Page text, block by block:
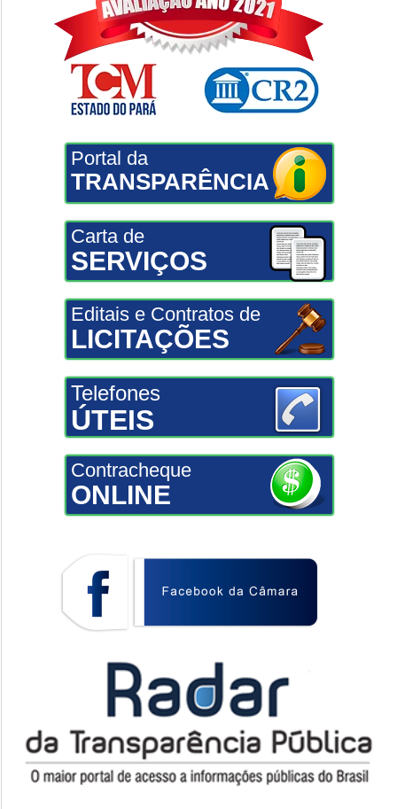
Portal da
TRANSPARÊNCIA
Carta de
SERVIÇOS
Editais e Contratos de
LICITAÇÕES
Telefones
ÚTEIS
Contracheque
ONLINE